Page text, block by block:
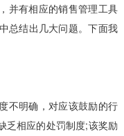
并有相应的销售管理工具
总结出几大问题。下面我
不明确，对应该鼓励的行
乏相应的处罚制度;该奖励